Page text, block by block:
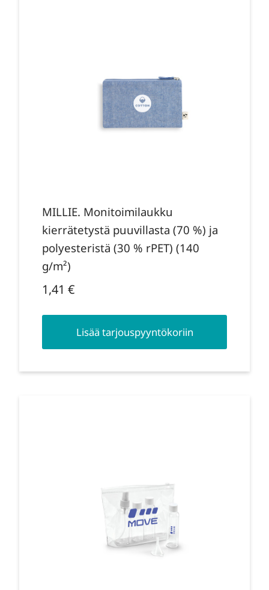
MILLIE. Monitoimilaukku
kierrätetystä puuvillasta (70 %) ja
polyesteristä (30 % rPET) (140
g/m²)
1,41 €
Lisää tarjouspyyntökoriin